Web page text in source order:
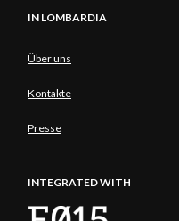
IN LOMBARDIA
Über uns
Kontakte
Presse
INTEGRATED WITH